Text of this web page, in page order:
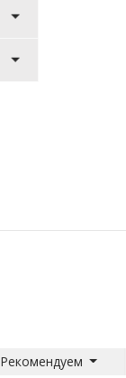
Рекомендуем